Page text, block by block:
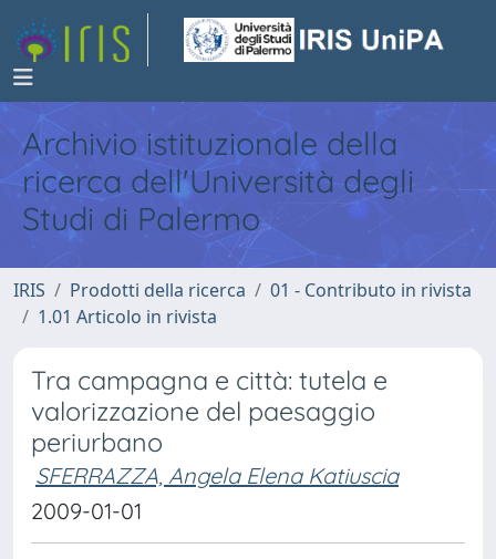
Archivio istituzionale della
ricerca dell'Università degli
Studi di Palermo
IRIS Prodotti della ricerca
01 - Contributo in rivista
1.01 Articolo in rivista
Tra campagna e città: tutela e
valorizzazione del paesaggio
periurbano
SFERRAZZA, Angela Elena Katiuscia
2009-01-01